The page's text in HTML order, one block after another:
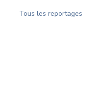
Tous les reportages